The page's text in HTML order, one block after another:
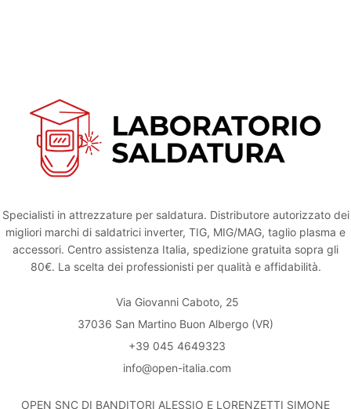
Specialisti in attrezzature per saldatura. Distributore autorizzato dei
migliori marchi di saldatrici inverter, TIG, MIG/MAG, taglio plasma e
accessori. Centro assistenza Italia, spedizione gratuita sopra gli
80€. La scelta dei professionisti per qualità e affidabilità.
Via Giovanni Caboto, 25
37036 San Martino Buon Albergo (VR)
+39 045 4649323
info@open-italia.com
OPEN SNC DI BANDITORI ALESSIO E LORENZETTI SIMONE